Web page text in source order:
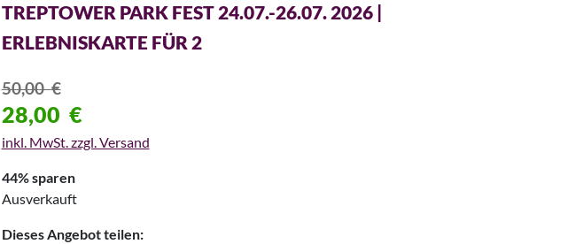
TREPTOWER PARK FEST 24.07.-26.07. 2026 |
ERLEBNISKARTE FÜR 2
50,00€
28,00 €
inkl. MwSt. zzgl. Versand
44% sparen
Ausverkauft
Dieses Angebot teilen: